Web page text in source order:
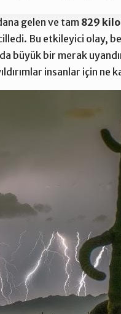
gelen ve tam 829
Bu etkileyici olay,
büyük bir merak
insanlar için ne